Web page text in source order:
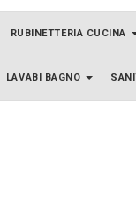
RUBINETTERIA CUCINA
LAVABI BAGNO